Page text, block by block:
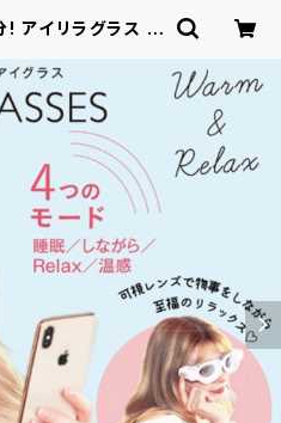
! アイリラグラス H
テ！オンライン -
ングサイト -